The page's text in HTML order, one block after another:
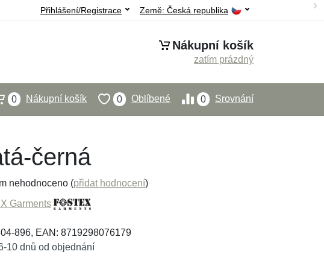
Země: Česká republika
Přihlášení/Registrace
Nákupní košík
zatím prázdný
0 Srovnání
0 Oblíbené
0 Nákupní košík
černá
nehodnoceno (přidat hodnocení)
Garments
896, EAN: 8719298076179
10 dnů od objednání